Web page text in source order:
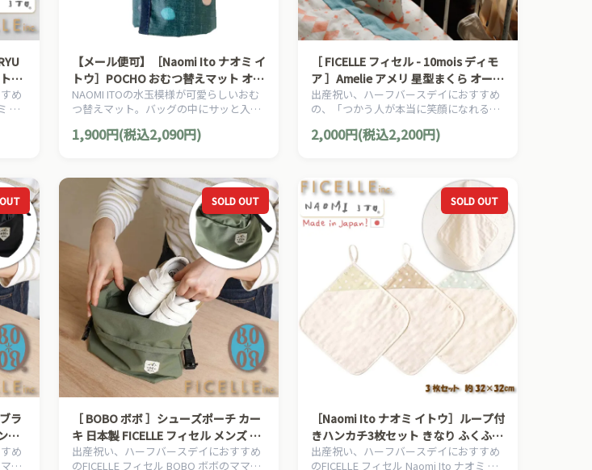
ン
め
イ
【メール便可】［Naomi Ito ナオミ イ
トウ］POCHO おむつ替えマット オペ
ラ(ネイビー)
NAOMI ITOの水玉模様が可愛らしいおむ
つ替えマット。バッグの中にサッと入れ
ットです。
1,900円(税込2,090円)
［ FICELLE フィセル - 10mois ディモ
ア ］Amelie アメリ 星型まくら オーガ
ニックコットン 日本製
出産祝い、ハーフバースデイにおすすめ
の、「つかう人が本当に笑顔になれるモ
ディモアのママ＆ベビー用品です。
2,000円(税込2,200円)
ズ
グ
め
＆
SOLD OUT
［ BOBO ボボ ］シューズポーチ カー
キ 日本製 FICELLE フィセル メンズ レ
ディース ショルダー トートバッグ 防
出産祝い、ハーフバースデイにおすすめ
のFICELLE フィセル BOBO ボボのママ＆
SOLD OUT
［Naomi Ito ナオミ イトウ］ループ付
きハンカチ3枚セット きなり ふくふく
ガーゼ 6重ガーゼ Ficelle フィセル 日
出産祝い、ハーフバースデイにおすすめ
のFICELLE フィセル Naomi Ito ナオミ イ